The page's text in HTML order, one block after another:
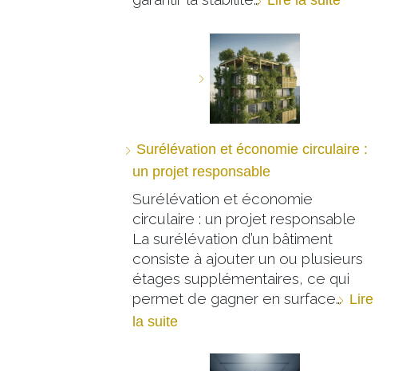
Surélévation et économie circulaire :
un projet responsable
Surélévation et économie
circulaire : un projet responsable
La surélévation d’un bâtiment
consiste à ajouter un ou plusieurs
étages supplémentaires, ce qui
permet de gagner en surface… Lire
la suite